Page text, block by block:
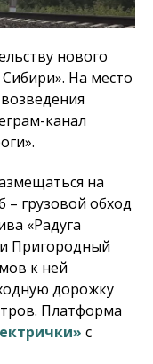
нового
На место
канал
на
– грузовой обход
«Радуга
Пригородный
к ней
дорожку
Платформа
с